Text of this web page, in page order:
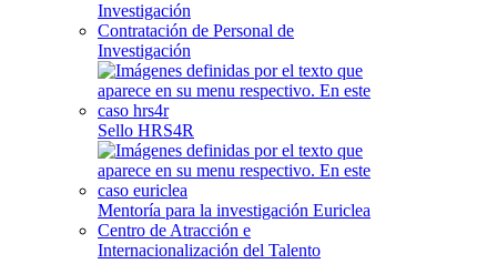
Investigación
Contratación de Personal de
Investigación
Sello HRS4R
Mentoría para la investigación Euriclea
Centro de Atracción e
Internacionalización del Talento